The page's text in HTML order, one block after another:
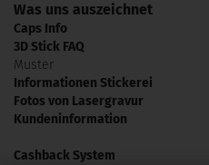
Was uns auszeichnet
Caps Info
3D Stick FAQ
Muster
Informationen Stickerei
Fotos von Lasergravur
Kundeninformation
Cashback System